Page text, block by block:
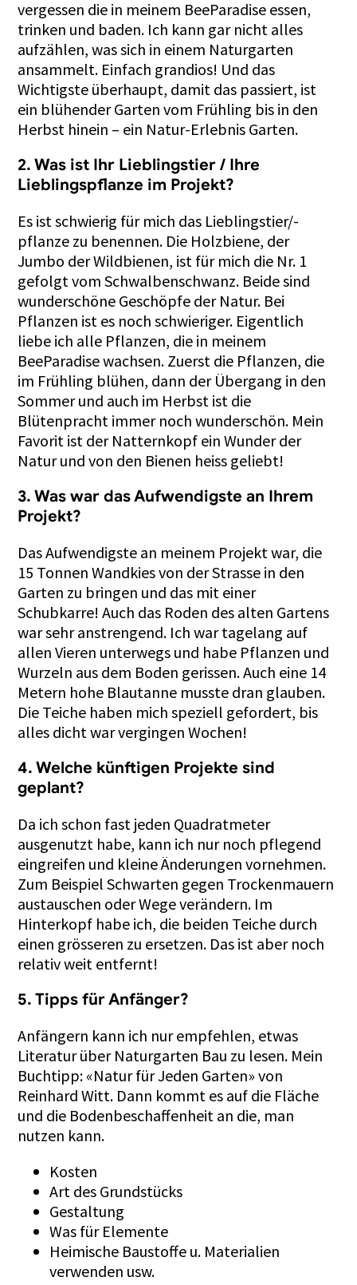
vergessen die in meinem BeeParadise essen,
trinken und baden. Ich kann gar nicht alles
aufzählen, was sich in einem Naturgarten
ansammelt. Einfach grandios! Und das
Wichtigste überhaupt, damit das passiert, ist
ein blühender Garten vom Frühling bis in den
Herbst hinein – ein Natur-Erlebnis Garten.
2. Was ist Ihr Lieblingstier / Ihre
Lieblingspflanze im Projekt?
Es ist schwierig für mich das Lieblingstier/-
pflanze zu benennen. Die Holzbiene, der
Jumbo der Wildbienen, ist für mich die Nr. 1
gefolgt vom Schwalbenschwanz. Beide sind
wunderschöne Geschöpfe der Natur. Bei
Pflanzen ist es noch schwieriger. Eigentlich
liebe ich alle Pflanzen, die in meinem
BeeParadise wachsen. Zuerst die Pflanzen, die
im Frühling blühen, dann der Übergang in den
Sommer und auch im Herbst ist die
Blütenpracht immer noch wunderschön. Mein
Favorit ist der Natternkopf ein Wunder der
Natur und von den Bienen heiss geliebt!
3. Was war das Aufwendigste an Ihrem
Projekt?
Das Aufwendigste an meinem Projekt war, die
15 Tonnen Wandkies von der Strasse in den
Garten zu bringen und das mit einer
Schubkarre! Auch das Roden des alten Gartens
war sehr anstrengend. Ich war tagelang auf
allen Vieren unterwegs und habe Pflanzen und
Wurzeln aus dem Boden gerissen. Auch eine 14
Metern hohe Blautanne musste dran glauben.
Die Teiche haben mich speziell gefordert, bis
alles dicht war vergingen Wochen!
4. Welche künftigen Projekte sind
geplant?
Da ich schon fast jeden Quadratmeter
ausgenutzt habe, kann ich nur noch pflegend
eingreifen und kleine Änderungen vornehmen.
Zum Beispiel Schwarten gegen Trockenmauern
austauschen oder Wege verändern. Im
Hinterkopf habe ich, die beiden Teiche durch
einen grösseren zu ersetzen. Das ist aber noch
relativ weit entfernt!
5. Tipps für Anfänger?
Anfängern kann ich nur empfehlen, etwas
Literatur über Naturgarten Bau zu lesen. Mein
Buchtipp: «Natur für Jeden Garten» von
Reinhard Witt. Dann kommt es auf die Fläche
und die Bodenbeschaffenheit an die, man
nutzen kann.
Kosten
Art des Grundstücks
Gestaltung
Was für Elemente
Heimische Baustoffe u. Materialien
verwenden usw.